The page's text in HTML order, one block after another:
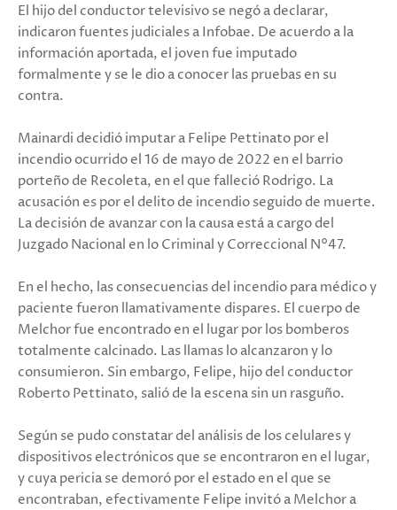
El hijo del conductor televisivo se negó a declarar,
indicaron fuentes judiciales a Infobae. De acuerdo a la
información aportada, el joven fue imputado
formalmente y se le dio a conocer las pruebas en su
contra.
Mainardi decidió imputar a Felipe Pettinato por el
incendio ocurrido el 16 de mayo de 2022 en el barrio
porteño de Recoleta, en el que falleció Rodrigo. La
acusación es por el delito de incendio seguido de muerte.
La decisión de avanzar con la causa está a cargo del
Juzgado Nacional en lo Criminal y Correccional N°47.
En el hecho, las consecuencias del incendio para médico y
paciente fueron llamativamente dispares. El cuerpo de
Melchor fue encontrado en el lugar por los bomberos
totalmente calcinado. Las llamas lo alcanzaron y lo
consumieron. Sin embargo, Felipe, hijo del conductor
Roberto Pettinato, salió de la escena sin un rasguño.
Según se pudo constatar del análisis de los celulares y
dispositivos electrónicos que se encontraron en el lugar,
y cuya pericia se demoró por el estado en el que se
encontraban, efectivamente Felipe invitó a Melchor a